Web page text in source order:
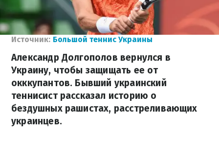
Источник: Большой теннис Украины
Александр Долгополов вернулся в
Украину, чтобы защищать ее от
окккупантов. Бывший украинский
теннисист рассказал историю о
бездушных рашистах, расстреливающих
украинцев.